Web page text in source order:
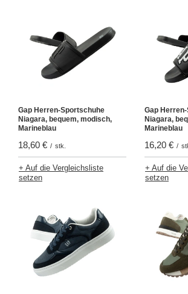
Gap Herren-Sportschuhe
Niagara, bequem, modisch,
Marineblau
18,60 € / stk.
+ Auf die Vergleichsliste
setzen
Gap
Niagara,
Marineblau
16,20 € /
+ Auf die
setzen